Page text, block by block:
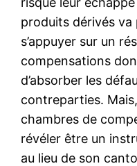
produits dérivés
s’appuyer sur un
compensations
d’absorber les
contreparties.
chambres de
révéler être un
au lieu de son